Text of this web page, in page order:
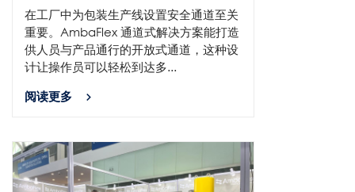
在工厂中为包装生产线设置安全通道至关
重要。AmbaFlex 通道式解决方案能打造
供人员与产品通行的开放式通道，这种设
计让操作员可以轻松到达多...
阅读更多